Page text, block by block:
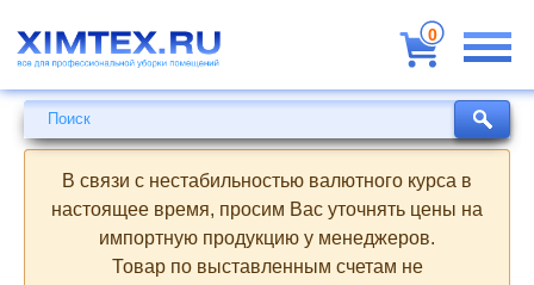
для
профессиональной
уборки
помещений
Поиск
В связи с нестабильностью валютного курса в
настоящее время, просим Вас уточнять цены на
импортную продукцию у менеджеров.
Товар по выставленным счетам не
Поиск
0